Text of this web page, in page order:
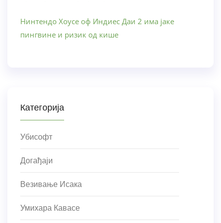
Нинтендо Хоусе оф Индиес Даи 2 има јаке
пингвине и ризик од кише
Категорија
Убисофт
Догађаји
Везивање Исака
Умихара Кавасе